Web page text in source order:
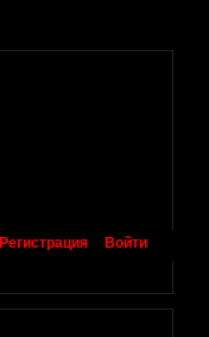
Регистрация Войти